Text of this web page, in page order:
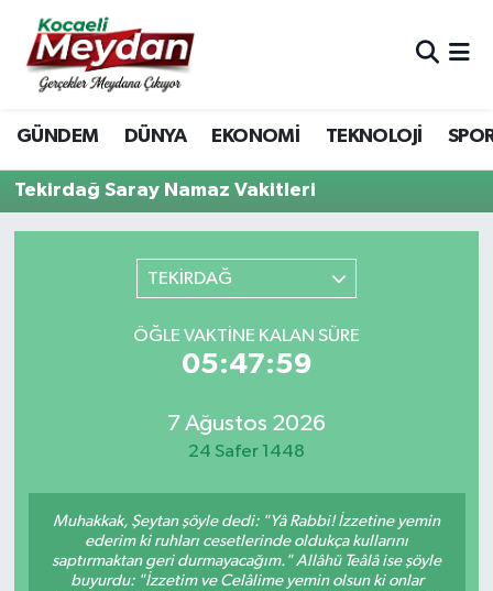
GÜNDEM DÜNYA EKONOMİ TEKNOLOJİ
Tekirdağ Saray Namaz Vakitleri
TEKİRDAĞ
ÖĞLE VAKTINE KALAN SÜRE
05:47:59
7 Ağustos 2026
24 Safer 1448
Muhakkak, Şeytan şöyle dedi: "Yâ Rabbi! İzzetine yemin
ederim ki ruhları cesetlerinde oldukça kullarını
saptırmaktan geri durmayacağım." Allâhü Teâlâ ise şöyle
buyurdu: "İzzetim ve Celâlime yemin olsun ki onlar
Nöbetçi Eczaneler
Hava Durumu
Trafik Durumu
Son Dakika Haberleri